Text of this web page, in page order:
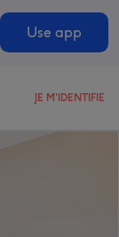
Use app
JE M'IDENTIFIE